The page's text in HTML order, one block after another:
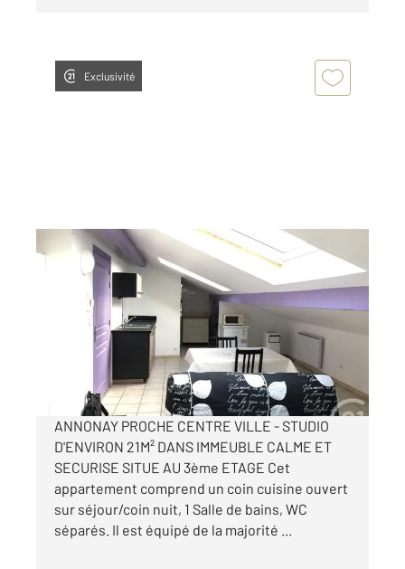
Exclusivité
ANNONAY 07
21,20 m2, 1 pièce
Ref : 5250
Appartement Studio à louer
290 €
par mois charges comprises
ANNONAY PROCHE CENTRE VILLE - STUDIO
D'ENVIRON 21M² DANS IMMEUBLE CALME ET
SECURISE SITUE AU 3ème ETAGE Cet
appartement comprend un coin cuisine ouvert
sur séjour/coin nuit, 1 Salle de bains, WC
séparés. Il est équipé de la majorité ...